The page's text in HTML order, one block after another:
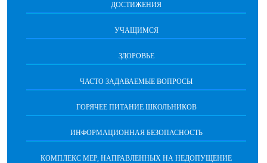
ДОСТИЖЕНИЯ
УЧАЩИМСЯ
ЗДОРОВЬЕ
ЧАСТО ЗАДАВАЕМЫЕ ВОПРОСЫ
ГОРЯЧЕЕ ПИТАНИЕ ШКОЛЬНИКОВ
ИНФОРМАЦИОННАЯ БЕЗОПАСНОCТЬ
КОМПЛЕКС МЕР, НАПРАВЛЕННЫХ НА НЕДОПУЩЕНИЕ